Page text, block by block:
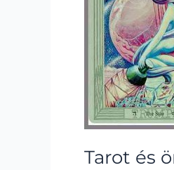
Tarot és